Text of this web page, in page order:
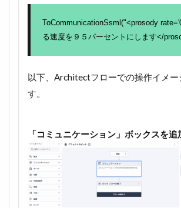
ToCommunicationSsml("<prosody
る速度を９５パーセントにします</
以下、Architectフローでの操作イメー
す。
「コミュニケーション」ボックスを追